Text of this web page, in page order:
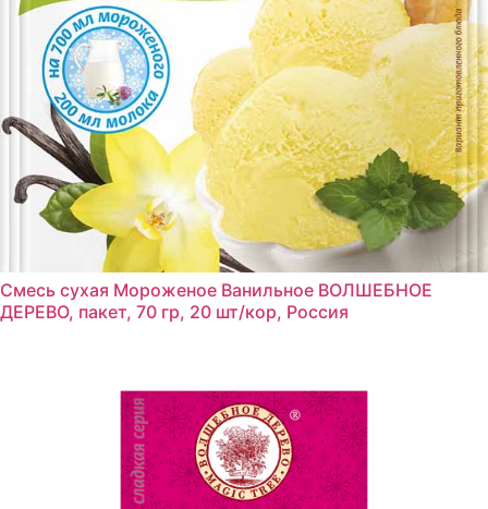
Смесь сухая Мороженое Ванильное ВОЛШЕБНОЕ
ДЕРЕВО, пакет, 70 гр, 20 шт/кор, Россия